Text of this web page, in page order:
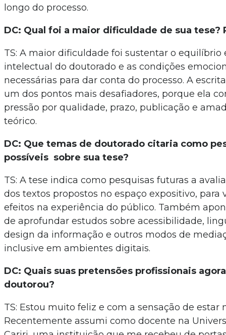
longo do processo.
DC: Qual foi a maior dificuldade de sua tese?
TS: A maior dificuldade foi sustentar o equilíbrio
intelectual do doutorado e as condições
necessárias para dar conta do processo. A
um dos pontos mais desafiadores, porque ela
pressão por qualidade, prazo, publicação e
teórico.
DC: Que temas de doutorado citaria como
possíveis sobre sua tese?
TS: A tese indica como pesquisas futuras a
dos textos propostos no espaço expositivo, para
efeitos na experiência do público. Também
de aprofundar estudos sobre acessibilidade,
design da informação e outros modos de
inclusive em ambientes digitais.
DC: Quais suas pretensões profissionais
doutorou?
TS: Estou muito feliz e com a sensação de estar
Recentemente assumi como docente na